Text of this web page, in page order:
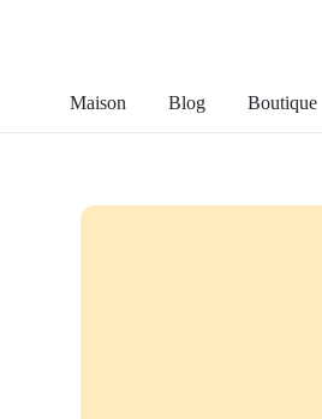
Maison Blog Boutique